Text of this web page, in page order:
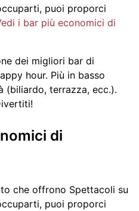
puoi proporci
i bar più economici di
dei migliori bar di
hour. Più in basso
(biliardo, terrazza, ecc.).
di
che offrono Spettacoli su
puoi proporci